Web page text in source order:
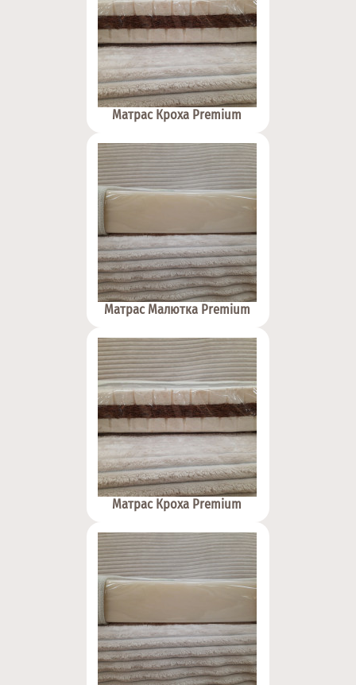
Матрас Кроха Premium
Матрас Малютка Premium
Матрас Кроха Premium